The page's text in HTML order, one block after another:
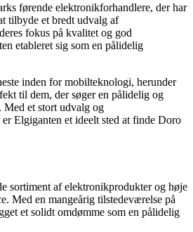
førende elektronikforhandlere, der har
tilbyde et bredt udvalg af
fokus på kvalitet og god
etableret sig som en pålidelig
inden for mobilteknologi, herunder
til dem, der søger en pålidelig og
et stort udvalg og
Elgiganten et ideelt sted at finde Doro
sortiment af elektronikprodukter og høje
Med en mangeårig tilstedeværelse på
et solidt omdømme som en pålidelig